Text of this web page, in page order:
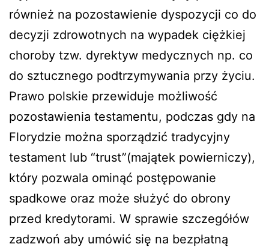
również na pozostawienie dyspozycji co do
decyzji zdrowotnych na wypadek ciężkiej
choroby tzw. dyrektyw medycznych np. co
do sztucznego podtrzymywania przy życiu.
Prawo polskie przewiduje możliwość
pozostawienia testamentu, podczas gdy na
Florydzie można sporządzić tradycyjny
testament lub “trust”(majątek powierniczy),
który pozwala ominąć postępowanie
spadkowe oraz może służyć do obrony
przed kredytorami. W sprawie szczegółów
zadzwoń aby umówić się na bezpłatną